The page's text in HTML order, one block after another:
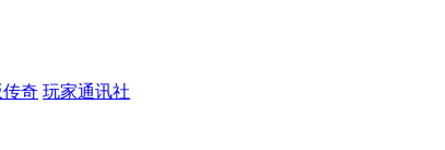
奇 玩家通讯社